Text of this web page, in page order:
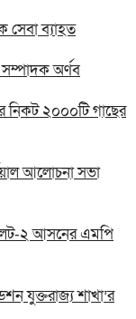
সেবা ব্যাহত
অর্ণব
২০০০টি গাছের
আলোচনা সভা
২ আসনের এমপি
যুক্তরাজ্য শাখা’র